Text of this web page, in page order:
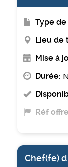
Type
Lieu de
Mise à
Durée:
Réf
Chef(fe)